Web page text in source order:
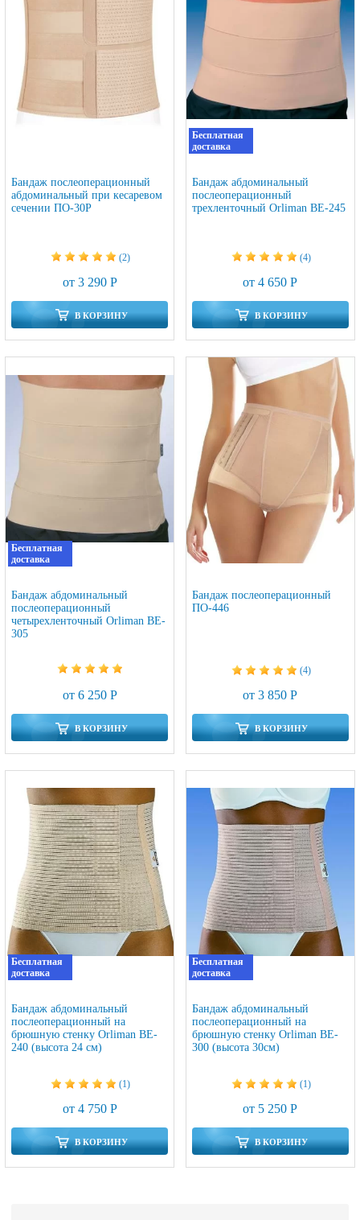
Бандаж послеоперационный
абдоминальный при кесаревом
сечении ПО-30Р
(2)
от 3 290 Р
В КОРЗИНУ
Бесплатная
доставка
Бандаж абдоминальный
послеоперационный
трехленточный Orliman BE-245
(4)
от 4 650 Р
В КОРЗИНУ
Бесплатная
доставка
Бандаж абдоминальный
послеоперационный
четырехленточный Orliman BE-
305
от 6 250 Р
В КОРЗИНУ
Бандаж послеоперационный
ПО-446
(4)
от 3 850 Р
В КОРЗИНУ
Бесплатная
доставка
Бандаж абдоминальный
послеоперационный на
брюшную стенку Orliman BE-
240 (высота 24 см)
(1)
от 4 750 Р
В КОРЗИНУ
Бесплатная
доставка
Бандаж абдоминальный
послеоперационный на
брюшную стенку Orliman BE-
300 (высота 30см)
(1)
от 5 250 Р
В КОРЗИНУ